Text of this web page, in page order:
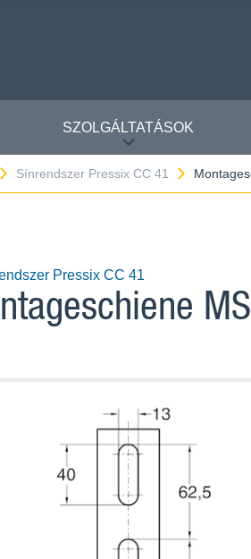
SZOLGÁLTATÁSOK
Sínrendszer Pressix CC 41
Pressix CC 41